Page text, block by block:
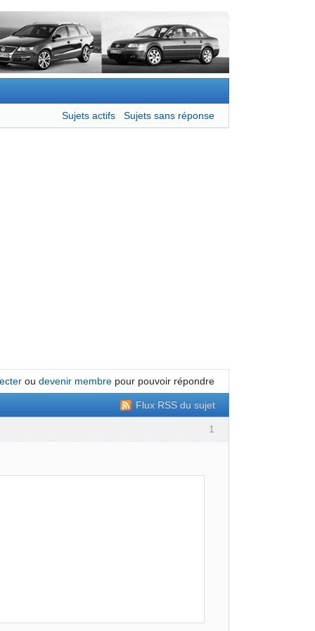
Sujets actifs Sujets sans réponse
ou devenir membrepour pouvoir répondre
Flux RSS du sujet
1